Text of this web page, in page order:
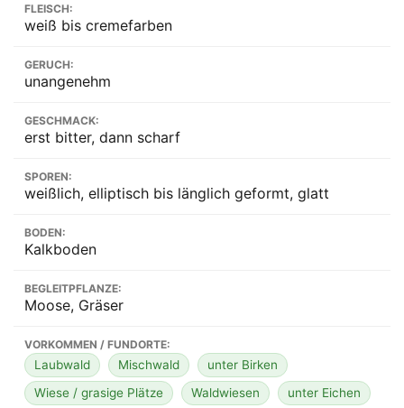
FLEISCH:
weiß bis cremefarben
GERUCH:
unangenehm
GESCHMACK:
erst bitter, dann scharf
SPOREN:
weißlich, elliptisch bis länglich geformt, glatt
BODEN:
Kalkboden
BEGLEITPFLANZE:
Moose, Gräser
VORKOMMEN / FUNDORTE:
Laubwald Mischwald
unter Birken
Wiese / grasige Plätze
Waldwiesen
unter Eichen